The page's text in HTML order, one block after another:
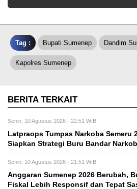
Tag : Bupati Sumenep Dandim
Kapolres Sumenep
BERITA TERKAIT
Senin, 10 Agustus 2026 - 22:51 WIB
Latpraops Tumpas Narkoba Semeru
Siapkan Strategi Buru Bandar
Senin, 10 Agustus 2026 - 21:51 WIB
Anggaran Sumenep 2026 Berubah,
Fiskal Lebih Responsif dan Tepat